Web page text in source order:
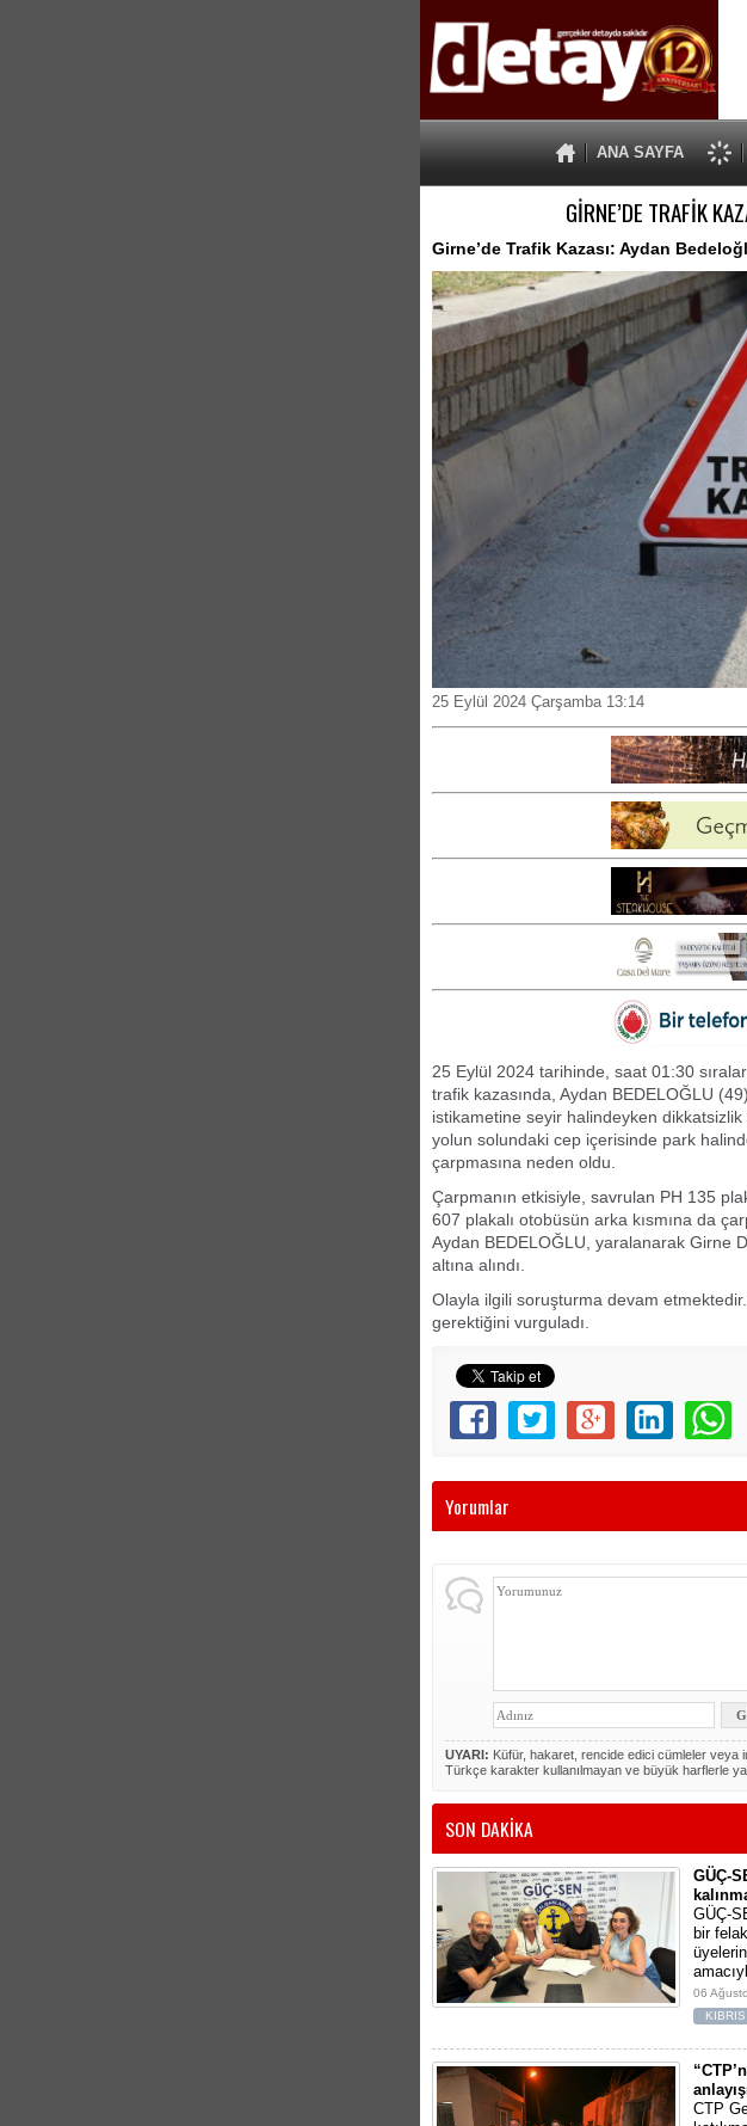
ANA SAYFA
GİRNE’DE TRAFİK
Girne’de Trafik Kazası: Aydan
25 Eylül 2024 Çarşamba 13:14
25 Eylül 2024 tarihinde, saat 01:30
trafik kazasında, Aydan BEDELOĞLU
istikametine seyir halindeyken
yolun solundaki cep içerisinde park
çarpmasına neden oldu.
Çarpmanın etkisiyle, savrulan PH 135
607 plakalı otobüsün arka kısmına da
Aydan BEDELOĞLU, yaralanarak Girne
altına alındı.
Olayla ilgili soruşturma devam
gerektiğini vurguladı.
Yorumlar
UYARI: Küfür, hakaret, rencide edici cümleler veya
Türkçe karakter kullanılmayan ve büyük harflerle
SON DAKİKA
GÜÇ-
GÜÇ-
bir
06
KIBRIS
CTP